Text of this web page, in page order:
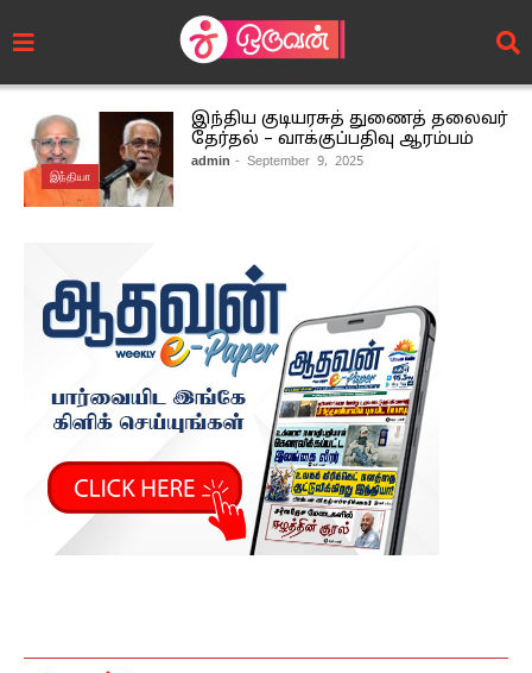
இந்தியா
இந்திய குடியரசுத் துணைத் தலைவர்
தேர்தல் – வாக்குப்பதிவு ஆரம்பம்
admin - September 9, 2025